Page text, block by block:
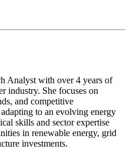
Analyst with over 4 years of
industry. She focuses on
and competitive
to an evolving energy
skills and sector expertise
in renewable energy, grid
investments.